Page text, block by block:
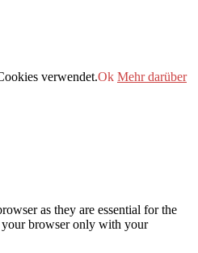
verwendet.Ok Mehr darüber
as they are essential for the
your browser only with your